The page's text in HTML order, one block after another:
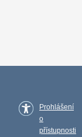
Prohlášení
o
přístupnosti